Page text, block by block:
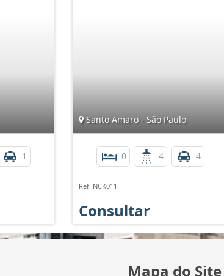
1
Santo Amaro - São Paulo
0 4 4
Ref. NCK011
Consultar
Mapa do Site